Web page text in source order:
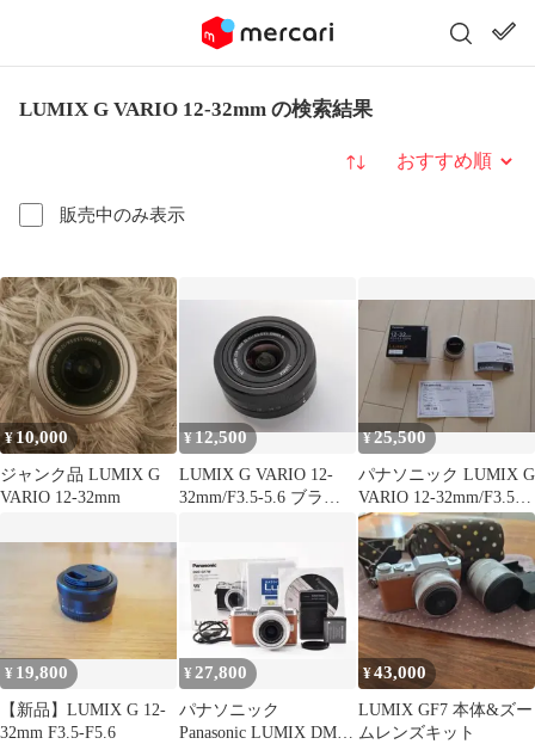
LUMIX G VARIO 12-32mm の検索結果
販売中のみ表示
並び替え
¥10,000
ジャンク品 LUMIX G
VARIO 12-32mm
¥12,500
LUMIX G VARIO 12-
32mm/F3.5-5.6 ブラッ
¥25,500
パナソニック LUMIX G
VARIO 12-32mm/F3.5-
5.6
¥ 19,800
【新品】LUMIX G 12-
32mm F3.5-F5.6
¥ 27,800
パナソニック
Panasonic LUMIX DMC-
¥43,000
LUMIX GF7 本体&ズー
ムレンズキット